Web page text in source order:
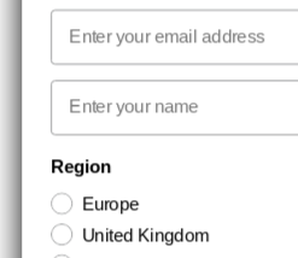
MEDIA
VI TAGER ANSVAR
NYHEDSBREV TILMELDING
Hold dig opdateret med gode tilbud og
opbevares sikkert og du kan til enhver tid
Email
First name
Region
Europe
United Kingdom